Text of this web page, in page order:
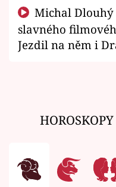
slavného
Jezdil na něm i